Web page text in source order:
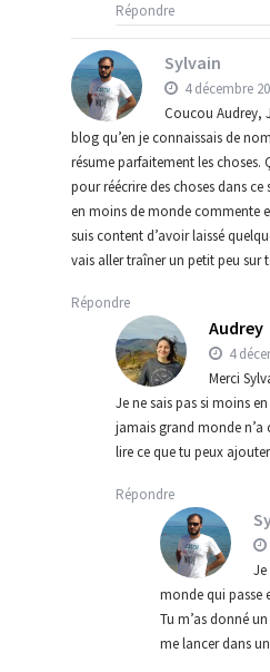
Répondre
Sylvain
4 décembre
Coucou Audrey,
blog qu’en je connaissais de
résume parfaitement les choses.
pour réécrire des choses dans
en moins de monde commente
suis content d’avoir laissé
vais aller traîner un petit peu sur
Répondre
Audrey
4
Merci
Je ne sais pas si moins
jamais grand monde n’a
lire ce que tu peux
Répondre
monde qui passe
Tu m’as donné
me lancer dans